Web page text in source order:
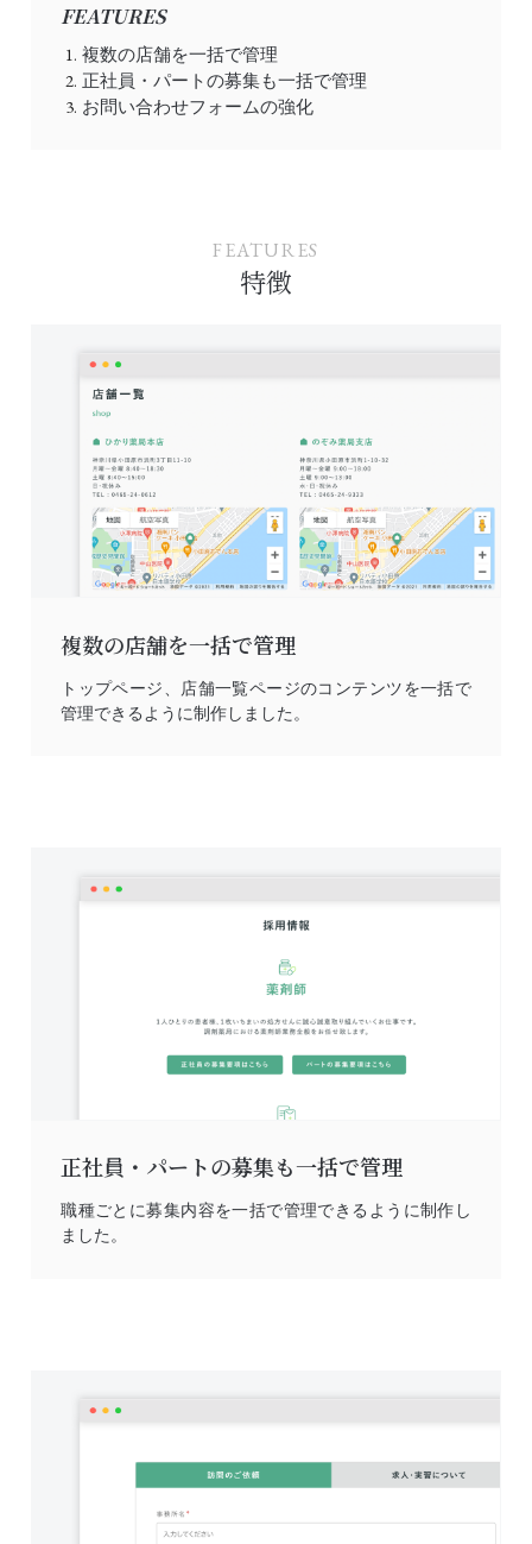
FEATURES
複数の店舗を一括で管理
正社員・パートの募集も一括で管理
お問い合わせフォームの強化
FEATURES
特徴
複数の店舗を一括で管理
トップページ、店舗一覧ページのコンテンツを一括で
管理できるように制作しました。
正社員・パートの募集も一括で管理
職種ごとに募集内容を一括で管理できるように制作し
ました。